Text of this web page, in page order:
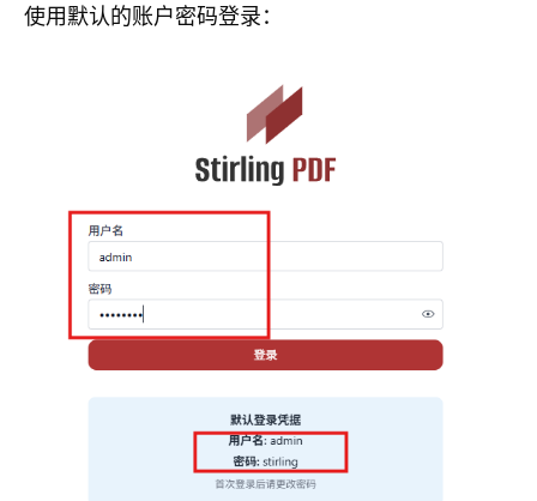
使用默认的账户密码登录：